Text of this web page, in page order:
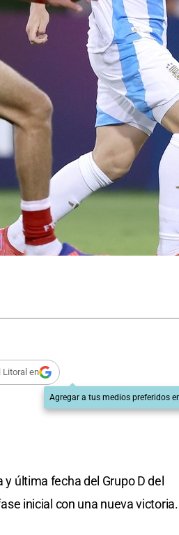
Litoral en
Agregar a tus medios preferidos
última fecha del Grupo D del
inicial con una nueva victoria.